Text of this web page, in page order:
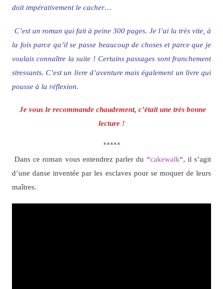
doit impérativement le cacher…
C’est un roman qui fait à peine 300 pages. Je l’ai lu très vite, à
la fois parce qu’il se passe beaucoup de choses et parce que je
voulais connaître la suite ! Certains passages sont franchement
stressants. C’est un livre d’aventure mais également un livre qui
pousse à la réflexion.
Je vous le recommande chaudement, c’était une très bonne
lecture !
*****
Dans ce roman vous entendrez parler du “cakewalk“, il s’agit
d’une danse inventée par les esclaves pour se moquer de leurs
maîtres.